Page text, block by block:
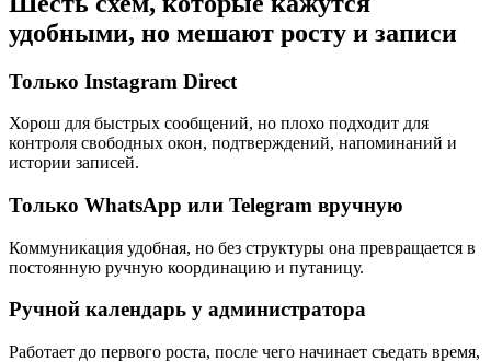
удобными, но мешают росту и записи
Только Instagram Direct
Хорош для быстрых сообщений, но плохо подходит для
контроля свободных окон, подтверждений, напоминаний и
истории записей.
Только WhatsApp или Telegram вручную
Коммуникация удобная, но без структуры она превращается в
постоянную ручную координацию и путаницу.
Ручной календарь у администратора
Работает до первого роста, после чего начинает съедать время,